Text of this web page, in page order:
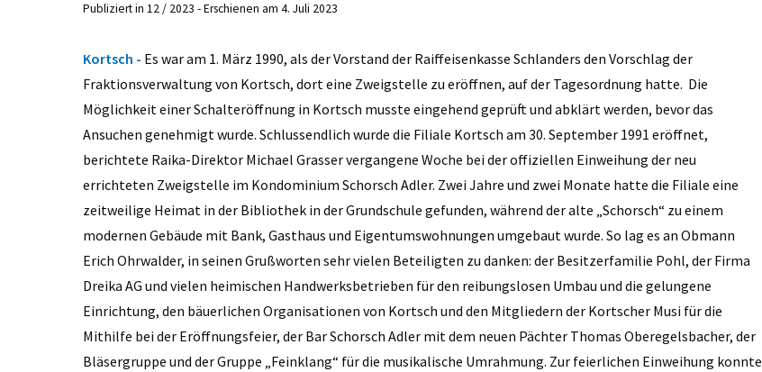
Publiziert in 12 / 2023 - Erschienen am 4. Juli 2023
Kortsch - Es war am 1. März 1990, als der Vorstand der Raiffeisenkasse Schlanders den Vorschlag der
Fraktionsverwaltung von Kortsch, dort eine Zweigstelle zu eröffnen, auf der Tagesordnung hatte. Die
Möglichkeit einer Schalteröffnung in Kortsch musste eingehend geprüft und abklärt werden, bevor das
Ansuchen genehmigt wurde. Schlussendlich wurde die Filiale Kortsch am 30. September 1991 eröffnet,
berichtete Raika-Direktor Michael Grasser vergangene Woche bei der offiziellen Einweihung der neu
errichteten Zweigstelle im Kondominium Schorsch Adler. Zwei Jahre und zwei Monate hatte die Filiale eine
zeitweilige Heimat in der Bibliothek in der Grundschule gefunden, während der alte „Schorsch“ zu einem
modernen Gebäude mit Bank, Gasthaus und Eigentumswohnungen umgebaut wurde. So lag es an Obmann
Erich Ohrwalder, in seinen Grußworten sehr vielen Beteiligten zu danken: der Besitzerfamilie Pohl, der Firma
Dreika AG und vielen heimischen Handwerksbetrieben für den reibungslosen Umbau und die gelungene
Einrichtung, den bäuerlichen Organisationen von Kortsch und den Mitgliedern der Kortscher Musi für die
Mithilfe bei der Eröffnungsfeier, der Bar Schorsch Adler mit dem neuen Pächter Thomas Oberegelsbacher, der
Bläsergruppe und der Gruppe „Feinklang“ für die musikalische Umrahmung. Zur feierlichen Einweihung konnte